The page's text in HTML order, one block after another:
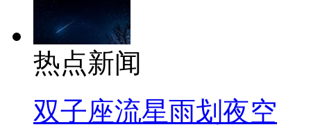
热点新闻
双子座流星雨划夜空